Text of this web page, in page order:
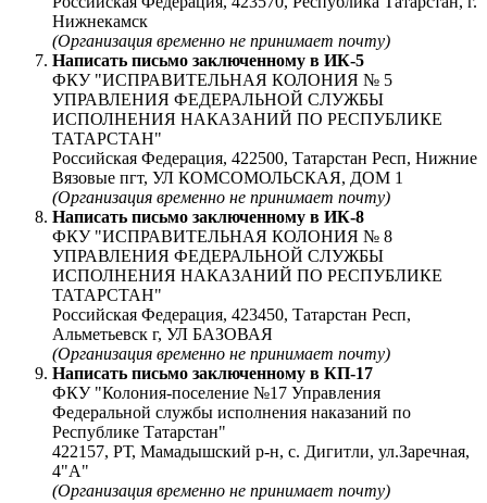
Нижнекамск
(Организация временно не принимает почту)
Написать письмо заключенному в ИК-5
ФКУ "ИСПРАВИТЕЛЬНАЯ КОЛОНИЯ № 5
УПРАВЛЕНИЯ ФЕДЕРАЛЬНОЙ СЛУЖБЫ
ИСПОЛНЕНИЯ НАКАЗАНИЙ ПО РЕСПУБЛИКЕ
ТАТАРСТАН"
Российская Федерация, 422500, Татарстан Респ, Нижние
Вязовые пгт, УЛ КОМСОМОЛЬСКАЯ, ДОМ 1
(Организация временно не принимает почту)
Написать письмо заключенному в ИК-8
ФКУ "ИСПРАВИТЕЛЬНАЯ КОЛОНИЯ № 8
УПРАВЛЕНИЯ ФЕДЕРАЛЬНОЙ СЛУЖБЫ
ИСПОЛНЕНИЯ НАКАЗАНИЙ ПО РЕСПУБЛИКЕ
ТАТАРСТАН"
Российская Федерация, 423450, Татарстан Респ,
Альметьевск г, УЛ БАЗОВАЯ
(Организация временно не принимает почту)
Написать письмо заключенному в КП-17
ФКУ "Колония-поселение №17 Управления
Федеральной службы исполнения наказаний по
Республике Татарстан"
422157, РТ, Мамадышский р-н, с. Дигитли, ул.Заречная,
4"А"
(Организация временно не принимает почту)